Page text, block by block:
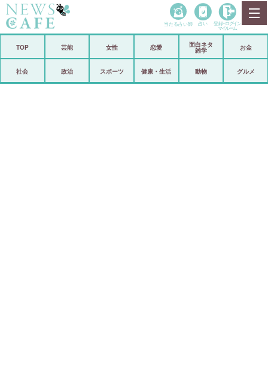
政治
当たる占い師 占い 登録• ログイン
マイルーム
TOP 芸能 女性 恋愛
面白ネタ
雑学
お金
社会 政治 スポーツ 健康・生活 動物 グルメ